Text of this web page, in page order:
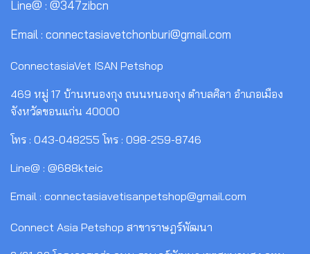
Line@ : @347zibcn
Email : connectasiavetchonburi@gmail.com
ConnectasiaVet ISAN Petshop
469 หมู่ 17 บ้านหนองกุง ถนนหนองกุง ตำบลศิลา อำเภอเมือง
จังหวัดขอนแก่น 40000
โทร : 043-048255 โทร : 098-259-8746
Line@ : @688kteic
Email : connectasiavetisanpetshop@gmail.com
Connect Asia Petshop สาขาราษฎร์พัฒนา